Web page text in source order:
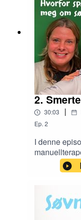
korleis
2.
30:03 |
Ep. 2
I denne
lang
forståing av
ei viktig
smerte
interessere